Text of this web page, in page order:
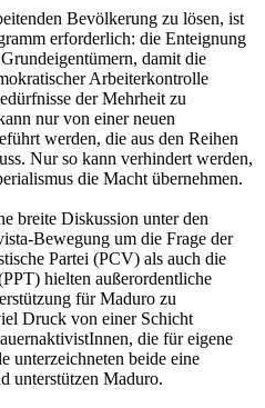
Bevölkerung zu lösen, ist
erforderlich: die Enteignung
damit die
Arbeiterkontrolle
der Mehrheit zu
nur von einer neuen
werden, die aus den Reihen
Nur so kann verhindert werden,
die Macht übernehmen.
breite Diskussion unter den
Bewegung um die Frage der
Partei (PCV) als auch die
hielten außerordentliche
für Maduro zu
Druck von einer Schicht
die für eigene
unterzeichneten beide eine
unterstützen Maduro.